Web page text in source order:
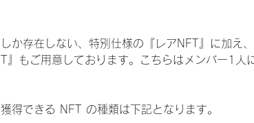
か存在しない、特別仕様の『レアNFT』に加え
』もご用意しております。こちらはメンバー1人
得できる NFT の種類は下記となります。